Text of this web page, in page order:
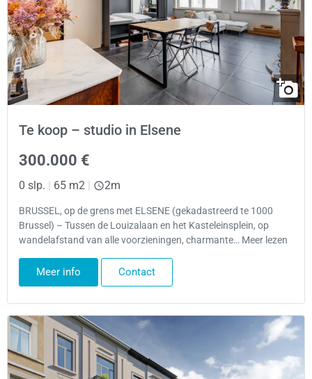
Te koop – studio in Elsene
300.000 €
0 slp. | 65 m2 | 2m
BRUSSEL, op de grens met ELSENE (gekadastreerd te 1000
Brussel) – Tussen de Louizalaan en het Kasteleinsplein, op
wandelafstand van alle voorzieningen, charmante… Meer lezen
Meer info Contact